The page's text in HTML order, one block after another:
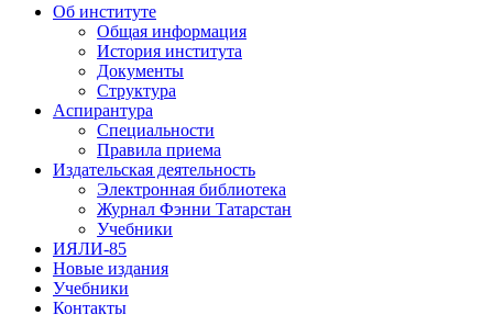
Об институте
Общая информация
История института
Документы
Структура
Аспирантура
Специальности
Правила приема
Издательская деятельность
Электронная библиотека
Журнал Фэнни Татарстан
Учебники
ИЯЛИ-85
Новые издания
Учебники
Контакты